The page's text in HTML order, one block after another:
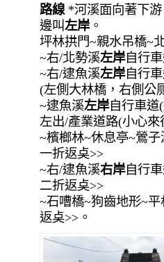
路線 *河溪面向著下游
邊叫左岸。
坪林拱門~親水吊橋~
~右/北勢溪左岸自行
~右/逮魚溪左岸自行
(左側大林橋，右側公
~逮魚溪左岸自行車道
左出/產業道路(小心來
~檳榔林~休息亭~鶯
一折返奌>>
~右/逮魚溪右岸自行
二折返奌>>
~石嘈橋~狗齒地形~
返奌>>。